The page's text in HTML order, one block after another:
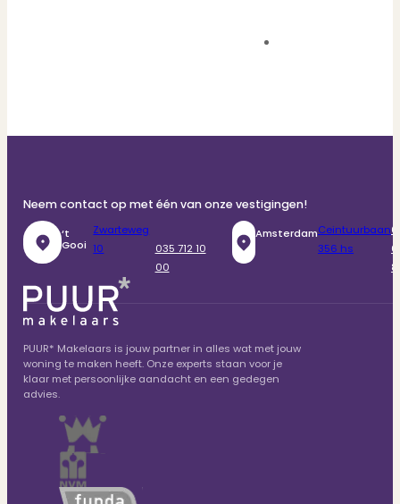
Neem contact op met één van onze vestigingen!
‘t
Gooi
Zwarteweg
10
035 712 10
00
AmsterdamCeintuurbaan
356 hs
PUUR* Makelaars is jouw partner in alles wat met jouw
woning te maken heeft. Onze experts staan voor je
klaar met persoonlijke aandacht en een gedegen
advies.